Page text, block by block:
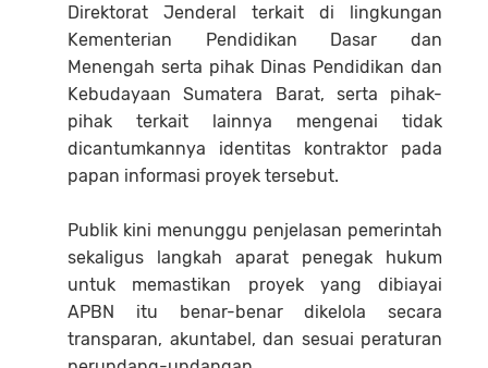
Direktorat Jenderal terkait di lingkungan
Kementerian Pendidikan Dasar dan
Menengah serta pihak Dinas Pendidikan dan
Kebudayaan Sumatera Barat, serta pihak-
pihak terkait lainnya mengenai tidak
dicantumkannya identitas kontraktor pada
papan informasi proyek tersebut.
Publik kini menunggu penjelasan pemerintah
sekaligus langkah aparat penegak hukum
untuk memastikan proyek yang dibiayai
APBN itu benar-benar dikelola secara
transparan, akuntabel, dan sesuai peraturan